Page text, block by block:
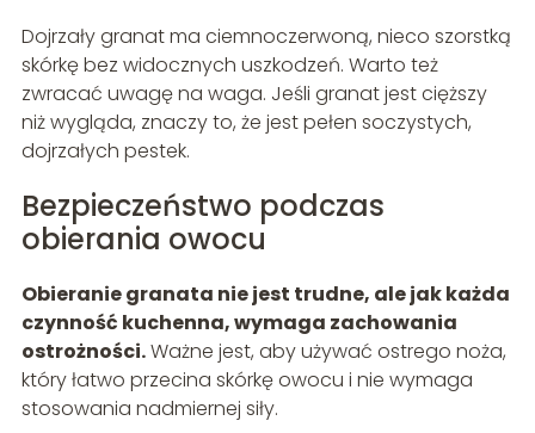
Dojrzały granat ma ciemnoczerwoną, nieco szorstką
skórkę bez widocznych uszkodzeń. Warto też
zwracać uwagę na waga. Jeśli granat jest cięższy
niż wygląda, znaczy to, że jest pełen soczystych,
dojrzałych pestek.
Bezpieczeństwo podczas
obierania owocu
Obieranie granata nie jest trudne, ale jak każda
czynność kuchenna, wymaga zachowania
ostrożności.Ważne jest, aby używać ostrego noża,
który łatwo przecina skórkę owocu i nie wymaga
stosowania nadmiernej siły.